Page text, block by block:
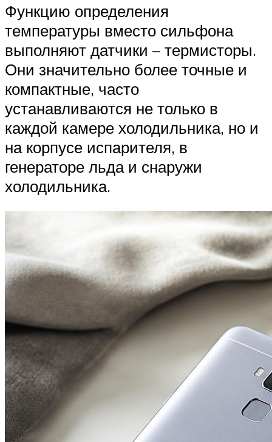
Функцию определения
температуры вместо сильфона
выполняют датчики – термисторы.
Они значительно более точные и
компактные, часто
устанавливаются не только в
каждой камере холодильника, но и
на корпусе испарителя, в
генераторе льда и снаружи
холодильника.